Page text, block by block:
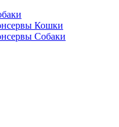
Кошки
Собаки